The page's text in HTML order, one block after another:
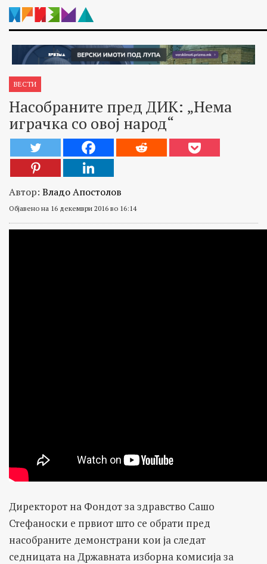
ВЕСТИ
Насобраните пред ДИК: „Нема
играчка со овој народ“
Автор: Владо Апостолов
Објавено на 16 декември 2016 во 16:14
Директорот на Фондот за здравство Сашо
Стефаноски е првиот што се обрати пред
насобраните демонстрани кои ја следат
седницата на Државната изборна комисија за